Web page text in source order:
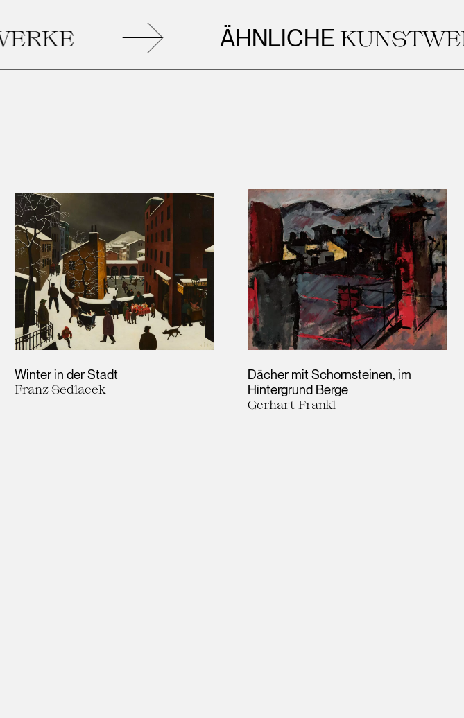
ÄHNLICHEKUNSTWERKE
Winter in der Stadt
Franz Sedlacek
Dächer mit Schornsteinen, im
Hintergrund Berge
Gerhart Frankl